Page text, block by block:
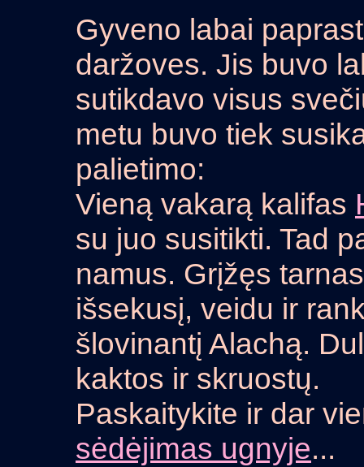
Gyveno labai
daržoves. Jis buvo
sutikdavo visus
metu buvo tiek
palietimo:
Vieną vakarą kalifas
su juo susitikti. Tad
namus. Grįžęs
išsekusį, veidu ir
šlovinantį Alachą.
kaktos ir skruostų.
Paskaitykite ir dar
sėdėjimas ugnyje...